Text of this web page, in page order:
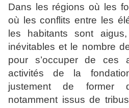
Dans les régions où les
où les conflits entre les
les habitants sont
inévitables et le nombre
pour s’occuper de ces
activités de la
justement de former
notamment issus de